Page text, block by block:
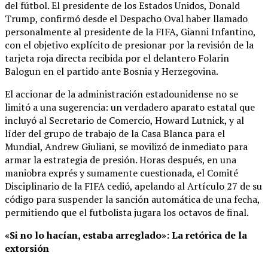
del fútbol. El presidente de los Estados Unidos, Donald
Trump, confirmó desde el Despacho Oval haber llamado
personalmente al presidente de la FIFA, Gianni Infantino,
con el objetivo explícito de presionar por la revisión de la
tarjeta roja directa recibida por el delantero Folarin
Balogun en el partido ante Bosnia y Herzegovina.
El accionar de la administración estadounidense no se
limitó a una sugerencia: un verdadero aparato estatal que
incluyó al Secretario de Comercio, Howard Lutnick, y al
líder del grupo de trabajo de la Casa Blanca para el
Mundial, Andrew Giuliani, se movilizó de inmediato para
armar la estrategia de presión. Horas después, en una
maniobra exprés y sumamente cuestionada, el Comité
Disciplinario de la FIFA cedió, apelando al Artículo 27 de su
código para suspender la sanción automática de una fecha,
permitiendo que el futbolista jugara los octavos de final.
«Si no lo hacían, estaba arreglado»: La retórica de la
extorsión